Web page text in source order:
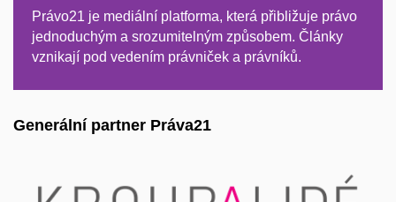
Právo21 je mediální platforma, která přibližuje právo
jednoduchým a srozumitelným způsobem. Články
vznikají pod vedením právniček a právníků.
Generální partner Práva21